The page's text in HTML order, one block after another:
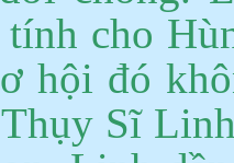
cho
hội đó
Sĩ